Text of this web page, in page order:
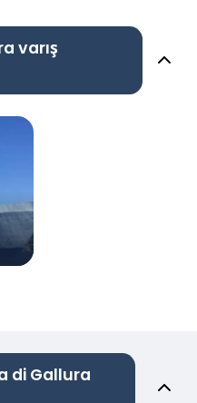
varış
di Gallura